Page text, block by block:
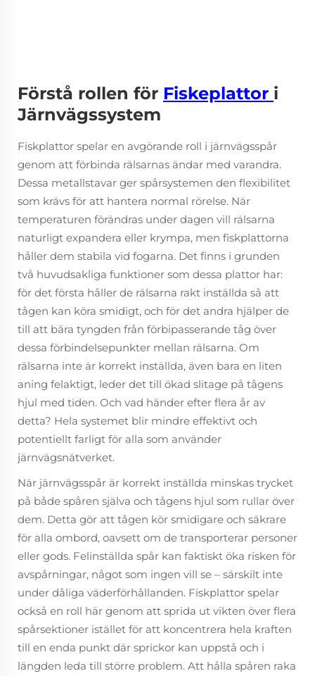
Förstå rollen för Fiskeplattor i
Järnvägssystem
Fiskplattor spelar en avgörande roll i järnvägsspår
genom att förbinda rälsarnas ändar med varandra.
Dessa metallstavar ger spårsystemen den flexibilitet
som krävs för att hantera normal rörelse. När
temperaturen förändras under dagen vill rälsarna
naturligt expandera eller krympa, men fiskplattorna
håller dem stabila vid fogarna. Det finns i grunden
två huvudsakliga funktioner som dessa plattor har:
för det första håller de rälsarna rakt inställda så att
tågen kan köra smidigt, och för det andra hjälper de
till att bära tyngden från förbipasserande tåg över
dessa förbindelsepunkter mellan rälsarna. Om
rälsarna inte är korrekt inställda, även bara en liten
aning felaktigt, leder det till ökad slitage på tågens
hjul med tiden. Och vad händer efter flera år av
detta? Hela systemet blir mindre effektivt och
potentiellt farligt för alla som använder
järnvägsnätverket.
När järnvägsspår är korrekt inställda minskas trycket
på både spåren själva och tågens hjul som rullar över
dem. Detta gör att tågen kör smidigare och säkrare
för alla ombord, oavsett om de transporterar personer
eller gods. Felinställda spår kan faktiskt öka risken för
avspårningar, något som ingen vill se – särskilt inte
under dåliga väderförhållanden. Fiskplattor spelar
också en roll här genom att sprida ut vikten över flera
spårsektioner istället för att koncentrera hela kraften
till en enda punkt där sprickor kan uppstå och i
längden leda till större problem. Att hålla spåren raka